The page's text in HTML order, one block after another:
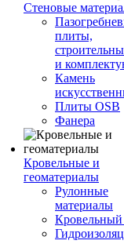
Стеновые
плиты,
и
Камень
Плиты OSB
Фанера
Кровельные и
геоматериалы
Рулонные
материалы